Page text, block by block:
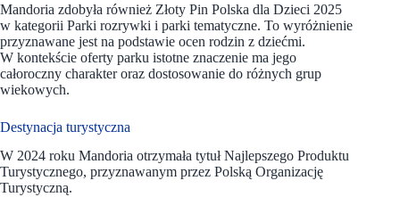
Mandoria zdobyła również Złoty Pin Polska dla Dzieci 2025
w kategorii Parki rozrywki i parki tematyczne. To wyróżnienie
przyznawane jest na podstawie ocen rodzin z dziećmi.
W kontekście oferty parku istotne znaczenie ma jego
całoroczny charakter oraz dostosowanie do różnych grup
wiekowych.
Destynacja turystyczna
W 2024 roku Mandoria otrzymała tytuł Najlepszego Produktu
Turystycznego, przyznawanym przez Polską Organizację
Turystyczną.